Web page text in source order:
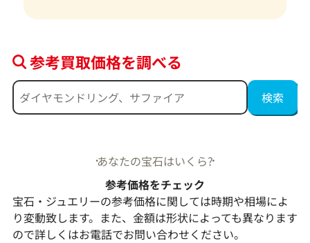
参考買取価格を調べる
あなたの宝石はいくら?
参考価格をチェック
宝石・ジュエリーの参考価格に関しては時期や相場によ
り変動致します。また、金額は形状によっても異なります
ので詳しくはお電話でお問い合わせください。